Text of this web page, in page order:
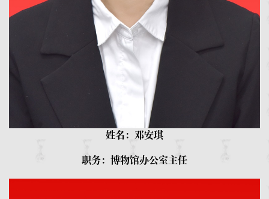
姓名：邓安琪
职务：博物馆办公室主任